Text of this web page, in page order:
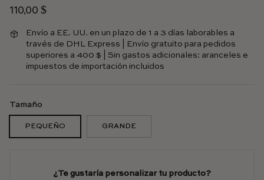
Precio habitual
110,00 $
Envío a EE. UU. en un plazo de 1 a 3 días laborables a
través de DHL Express | Envío gratuito para pedidos
superiores a 400 $ | Sin gastos adicionales: aranceles e
impuestos de importación incluidos
Tamaño
PEQUEÑO GRANDE
¿Te gustaría personalizar tu producto?